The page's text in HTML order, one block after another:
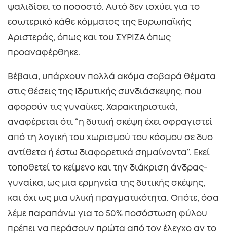
ψαλιδίσει το ποσοστό. Αυτό δεν ισχύει για το
εσωτερικό κάθε κόμματος της Ευρωπαϊκής
Αριστεράς, όπως και του ΣΥΡΙΖΑ όπως
προαναφέρθηκε.
Βέβαια, υπάρχουν πολλά ακόμα σοβαρά θέματα
στις θέσεις της Ιδρυτικής συνδιάσκεψης, που
αφορούν τις γυναίκες. Χαρακτηριστικά,
αναφέρεται ότι “η δυτική σκέψη έχει σφραγιστεί
από τη λογική του χωρισμού του κόσμου σε δυο
αντίθετα ή έστω διαφορετικά σημαίνοντα”. Εκεί
τοποθετεί το κείμενο και την διάκριση άνδρας-
γυναίκα, ως μια ερμηνεία της δυτικής σκέψης,
και όχι ως μια υλική πραγματικότητα. Οπότε, όσα
λέμε παραπάνω για το 50% ποσόστωση φύλου
πρέπει να περάσουν πρώτα από τον έλεγχο αν το